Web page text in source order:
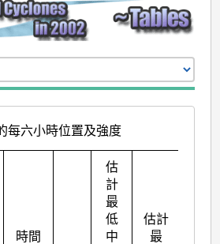
每六小時位置及強度
時間
估
計
最
低
中
估計
最